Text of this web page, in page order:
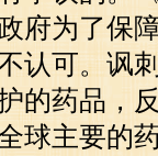
府为了保
认可。讽
的药品，
球主要的